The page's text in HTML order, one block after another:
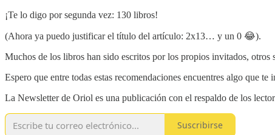
¡Te lo digo por segunda vez: 130 libros!
(Ahora ya puedo justificar el título del artículo: 2x13… y un 0 😂).
Muchos de los libros han sido escritos por los propios invitados,
Espero que entre todas estas recomendaciones encuentres algo que te
La Newsletter de Oriol es una publicación con el respaldo de los
Suscribirse